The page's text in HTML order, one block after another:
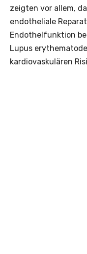
zeigten vor allem,
endotheliale
Endothelfunktion
Lupus
kardiovaskulären